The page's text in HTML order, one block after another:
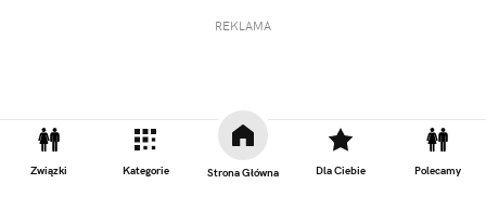
Związki Kategorie Strona Główna Dla Ciebie Polecamy
REKLAMA